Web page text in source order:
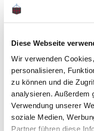
Diese Webseite
Wir verwenden
personalisieren,
zu können und die
analysieren. Außerdem
Verwendung unserer
soziale Medien,
Partner führen diese
Produktgalerie
Automatik